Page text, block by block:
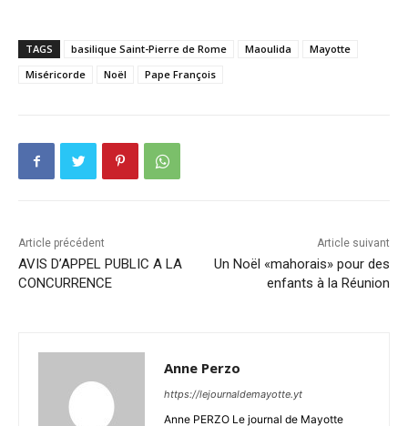
TAGS basilique Saint-Pierre de Rome Maoulida
Mayotte
Miséricorde
Noël Pape François
Article précédent
AVIS D’APPEL PUBLIC A LA
CONCURRENCE
Article suivant
Un Noël «mahorais» pour des
enfants à la Réunion
Anne Perzo
https://lejournaldemayotte.yt
Anne PERZO Le journal de Mayotte